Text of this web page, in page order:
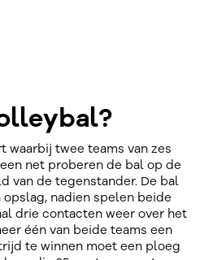
waarbij twee teams van zes
net proberen de bal op de
van de tegenstander. De bal
nadien spelen beide
drie contacten weer over het
één van beide teams een
te winnen moet een ploeg